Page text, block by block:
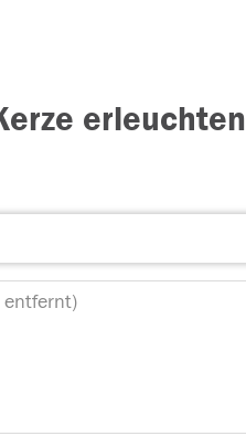
erleuchten